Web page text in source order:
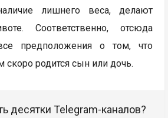
лишнего веса, делают
Соответственно, отсюда
предположения о том, что
скоро родится сын или дочь.
десятки Telegram-каналов?